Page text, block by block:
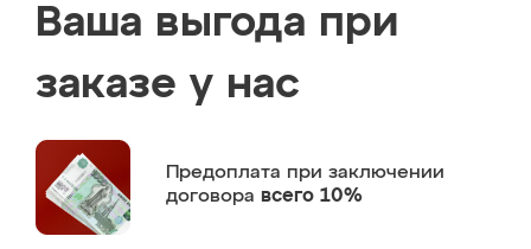
Ваша выгода при
заказе у нас
Предоплата при заключении
договора всего 10%